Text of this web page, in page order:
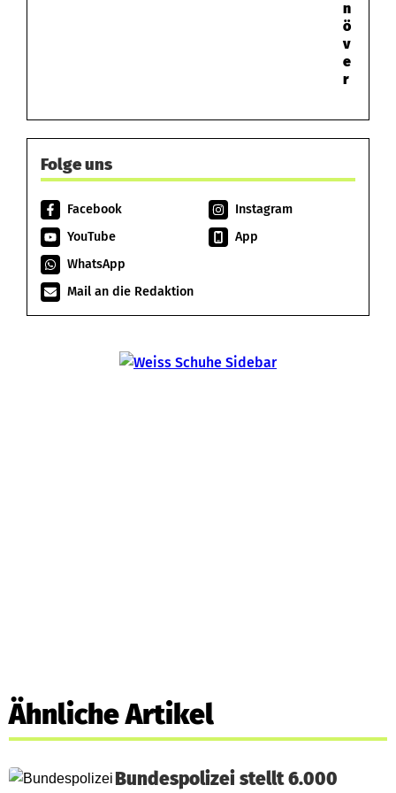
n
ö
v
e
r
Folge uns
Facebook
Instagram
YouTube
App
WhatsApp
Mail an die Redaktion
Ähnliche Artikel
Bundespolizei stellt 6.000